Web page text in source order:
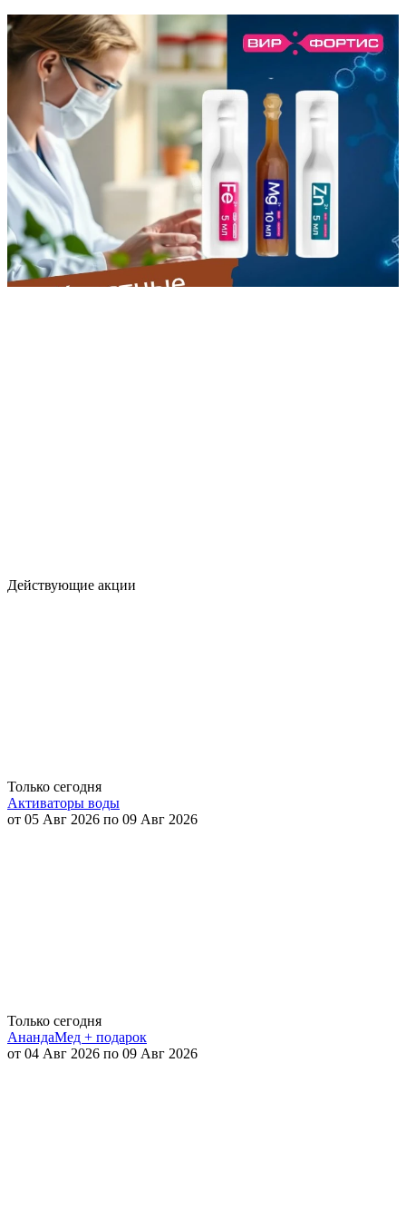
Действующие акции
Только сегодня
Активаторы воды
от 05 Авг 2026 по 09 Авг 2026
Только сегодня
АнандаМед + подарок
от 04 Авг 2026 по 09 Авг 2026